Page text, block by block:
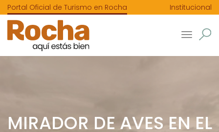
Portal Oficial de Turismo en Rocha Institucional
Toggle
MIRADOR DE AVES EN EL